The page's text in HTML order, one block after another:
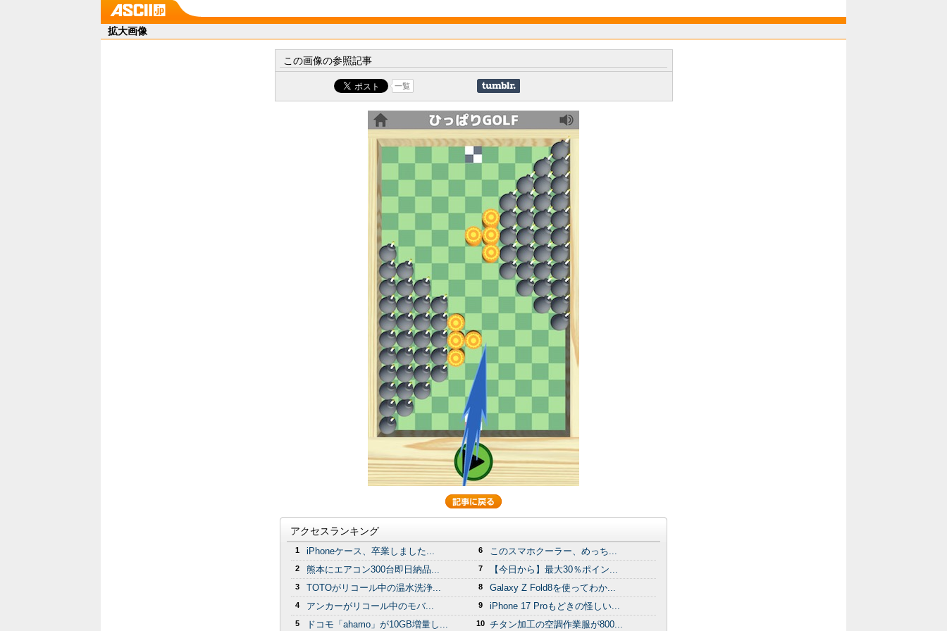
拡大画像
この画像の参照記事
一覧
アクセスランキング
1 iPhoneケース、卒業しました...
2 熊本にエアコン300台即日納品...
3 TOTOがリコール中の温水洗浄...
4 アンカーがリコール中のモバ...
5 ドコモ「ahamo」が10GB増量し...
6 このスマホクーラー、めっち...
7 【今日から】最大30％ポイン...
8 Galaxy Z Fold8を使ってわか...
9 iPhone 17 Proもどきの怪しい...
10 チタン加工の空調作業服が800...